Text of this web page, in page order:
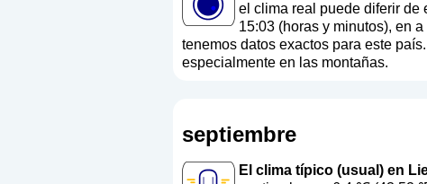
el clima real puede diferir de
15:03 (horas y minutos), en
tenemos datos exactos para este
especialmente en las montañas.
septiembre
El clima típico (usual) en